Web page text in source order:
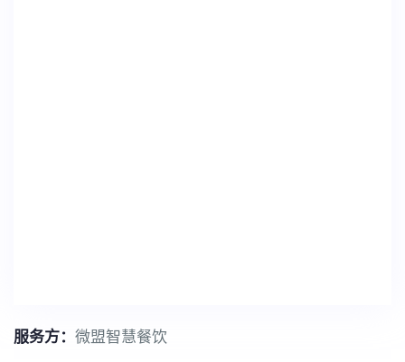
服务方： 微盟智慧餐饮